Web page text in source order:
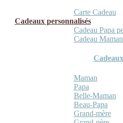
Carte Cadeau
Cadeaux personnalisés
Cadeau Papa
Cadeau
Maman
Papa
Belle-Maman
Beau-Papa
Grand-mère